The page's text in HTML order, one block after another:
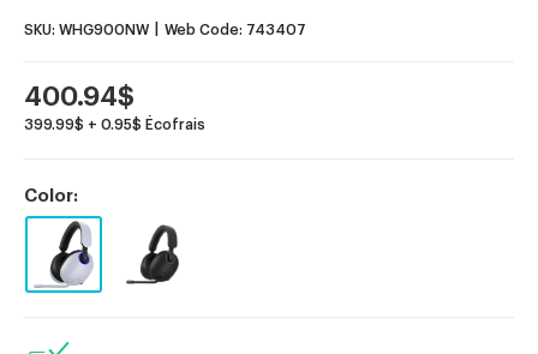
SKU: WHG900NW Web Code: 743407
Sale
price
400.94$
399.99$ + 0.95$ Écofrais
Color: